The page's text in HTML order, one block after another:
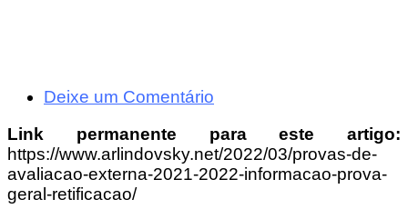
Deixe um Comentário
Link permanente para este artigo:
https://www.arlindovsky.net/2022/03/provas-de-
avaliacao-externa-2021-2022-informacao-prova-
geral-retificacao/